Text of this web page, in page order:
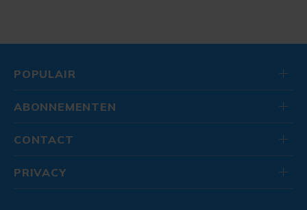
POPULAIR
ABONNEMENTEN
CONTACT
PRIVACY